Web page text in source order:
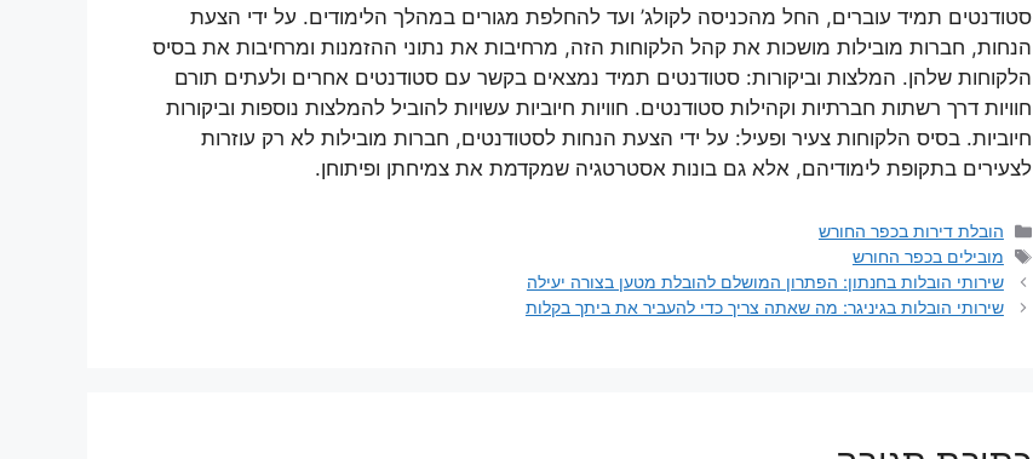
סטודנטים תמיד עוברים, החל מהכניסה לקולג’ ועד להחלפת מגורים במהלך הלימודים. על ידי הצעת
הנחות, חברות מובילות מושכות את קהל הלקוחות הזה, מרחיבות את נתוני ההזמנות ומרחיבות את בסיס
הלקוחות שלהן. המלצות וביקורות: סטודנטים תמיד נמצאים בקשר עם סטודנטים אחרים ולעתים תורם
חוויות דרך רשתות חברתיות וקהילות סטודנטים. חוויות חיוביות עשויות להוביל להמלצות נוספות וביקורות
חיוביות. בסיס הלקוחות צעיר ופעיל: על ידי הצעת הנחות לסטודנטים, חברות מובילות לא רק עוזרות
לצעירים בתקופת לימודיהם, אלא גם בונות אסטרטגיה שמקדמת את צמיחתן ופיתוחן.
קטגוריות
הובלת דירות בכפר החורש
תגיות
מובילים בכפר החורש
שירותי הובלות בחנתון: הפתרון המושלם להובלת מטען בצורה יעילה
שירותי הובלות בגיניגר: מה שאתה צריך כדי להעביר את ביתך בקלות